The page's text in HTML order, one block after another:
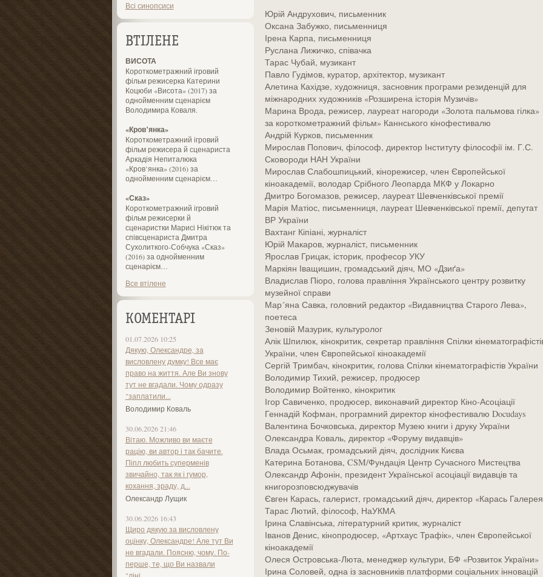
Всі синопсиси
ВТІЛЕНЕ
ВИСОТА
Короткометражний ігровий
фільм режисерка Катерини
Коцюби «Висота» (2017) за
однойменним сценарієм
Володимира Коваля.
«Кров’янка»
Короткометражний ігровий
фільм режисера й сценариста
Аркадія Непиталюка
«Кров’янка» (2016) за
однойменним сценарієм…
«Сказ»
Короткометражний ігровий
фільм режисерки й
сценаристки Марисі Нікітюк та
співсценариста Дмитра
Сухолиткого-Собчука «Сказ»
(2016) за однойменним
сценарієм…
Все втілене
КОМЕНТАРІ
01.07.2026 10:25
Дякую, Олександре, за
висловлену думку! Все має
право на життя. Але Ви знову
тут не вгадали. Чому одразу
"заплатили...
Володимир Коваль
30.06.2026 21:46
Вітаю. Можливо ви маєте
рацію, ви автор і так бачите.
Піпл любить суперменів
звичайно, так як і гумор,
кохання, зраду, д...
Олександр Лущик
30.06.2026 16:43
Щиро дякую за висловлену
оцінку, Олександре! Але тут Ви
не вгадали. Поясню, чому. По-
перше, те, що Ви назвали
Юрій Андрухович, письменник
Оксана Забужко, письменниця
Ірена Карпа, письменниця
Руслана Лижичко, співачка
Тарас Чубай, музикант
Павло Гудімов, куратор, архітектор, музикант
Алетина Кахідзе, художниця, засновник програми резиденцій для
міжнародних художників «Розширена історія Музичів»
Марина Врода, режисер, лауреат нагороди «Золота пальмова гілка»
за короткометражний фільм» Каннського кінофестивалю
Андрій Курков, письменник
Мирослав Попович, філософ, директор Інституту філософії ім. Г.С.
Сковороди НАН України
Мирослав Слабошпицький, кінорежисер, член Європейської
кіноакадемії, володар Срібного Леопарда МКФ у Локарно
Дмитро Богомазов, режисер, лауреат Шевченківської премії
Марія Матіос, письменниця, лауреат Шевченківської премії, депутат
ВР України
Вахтанг Кіпіані, журналіст
Юрій Макаров, журналіст, письменник
Ярослав Грицак, історик, професор УКУ
Маркіян Іващишин, громадський діяч, МО «Дзиґа»
Владислав Піоро, голова правління Українського центру розвитку
музейної справи
Мар´яна Савка, головний редактор «Видавництва Старого Лева»,
поетеса
Зеновій Мазурик, культуролог
Алік Шпилюк, кінокритик, секретар правління Спілки
України, член Європейської кіноакадемії
Сергій Тримбач, кінокритик, голова Спілки кінематографістів України
Володимир Тихий, режисер, продюсер
Володимир Войтенко, кінокритик
Ігор Савиченко, продюсер, виконавчий директор Кіно-Асоціації
Геннадій Кофман, програмний директор кінофестивалю Docudays
Валентина Бочковська, директор Музею книги і друку України
Олександра Коваль, директор «Форуму видавців»
Влада Осьмак, громадський діяч, дослідник Києва
Катерина Ботанова, CSM/Фундація Центр Сучасного Мистецтва
Олександр Афонін, президент Української асоціації видавців та
книгорозповсюджувачів
Євген Карась, галерист, громадський діяч, директор «Карась
Тарас Лютий, філософ, НаУКМА
Ірина Славінська, літературний критик, журналіст
Іванов Денис, кінопродюсер, «Артхаус Трафік», член Європейської
кіноакадемії
Олеся Островська-Люта, менеджер культури, БФ «Розвиток України»
Ірина Соловей, одна із засновників платформи соціальних інновацій